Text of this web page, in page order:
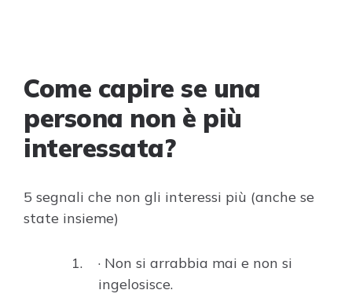
Come capire se una
persona non è più
interessata?
5 segnali che non gli interessi più (anche se
state insieme)
· Non si arrabbia mai e non si
ingelosisce.